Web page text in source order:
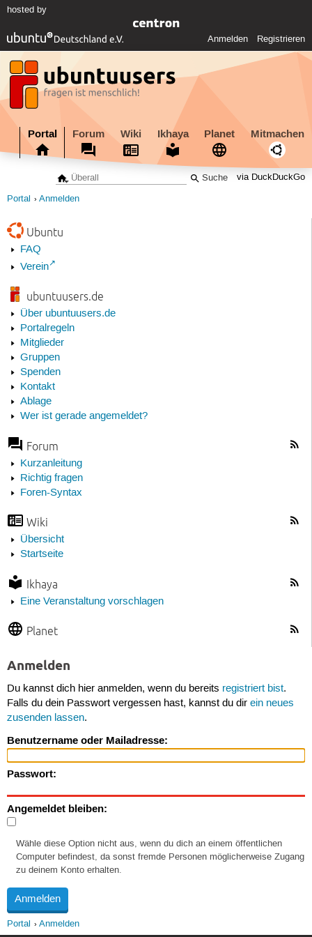
hosted by
Anmelden Registrieren
Portal Forum Wiki Ikhaya Planet Mitmachen
via DuckDuckGo
Portal Anmelden
Ubuntu
FAQ
Verein
ubuntuusers.de
Über ubuntuusers.de
Portalregeln
Mitglieder
Gruppen
Spenden
Kontakt
Ablage
Wer ist gerade angemeldet?
Forum
Kurzanleitung
Richtig fragen
Foren-Syntax
Wiki
Übersicht
Startseite
Ikhaya
Eine Veranstaltung vorschlagen
Planet
Anmelden
Du kannst dich hier anmelden, wenn du bereits registriert bist.
Falls du dein Passwort vergessen hast, kannst du dir ein neues
zusenden lassen.
Benutzername oder Mailadresse:
Passwort:
Angemeldet bleiben:
Wähle diese Option nicht aus, wenn du dich an einem öffentlichen
Computer befindest, da sonst fremde Personen möglicherweise Zugang
zu deinem Konto erhalten.
Portal Anmelden